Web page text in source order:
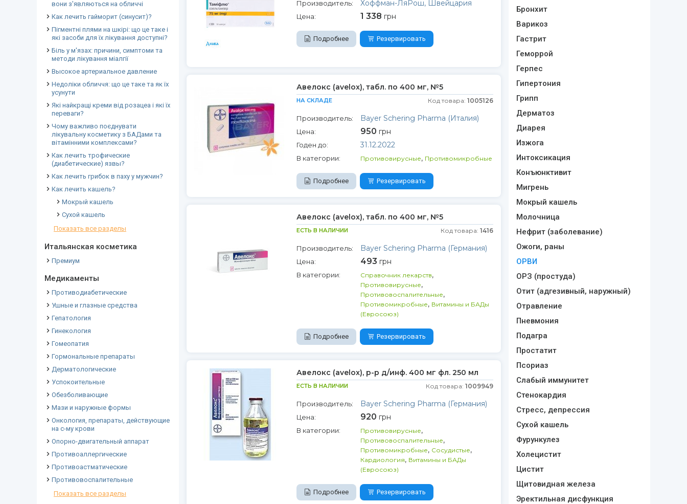
вони з'являються на обличчі
Как лечить гайморит (синусит)?
Пігментні плями на шкірі: що це таке і
які засоби для їх лікування доступні?
Біль у м'язах: причини, симптоми та
методи лікування міалгії
Высокое артериальное давление
Недоліки обличчя: що це таке та як їх
усунути
Які найкращі креми від розацеа і які їх
переваги?
Чому важливо поєднувати
лікувальну косметику з БАДами та
вітамінними комплексами?
Как лечить трофические
(диабетические) язвы?
Как лечить грибок в паху у мужчин?
Как лечить кашель?
Мокрый кашель
Сухой кашель
Показать все разделы
Итальянская косметика
Премиум
Медикаменты
Противодиабетические
Ушные и глазные средства
Гепатология
Гинекология
Гомеопатия
Гормональные препараты
Дерматологические
Успокоительные
Обезболивающие
Мази и наружные формы
Онкология, препараты, действующие
на с-му крови
Опорно-двигательный аппарат
Противоаллергические
Противоастматические
Противовоспалительные
Показать все разделы
Производитель: Хоффман-ЛяРош, Швейцария
Цена: 1 338 грн
Подробнее Резервировать
Авелокс (avelox), табл. по 400 мг, №5
НА СКЛАДЕ Код товара: 1005126
Производитель: Bayer Schering Pharma (Италия)
Цена: 950 грн
Годен до: 31.12.2022
В категории: Противовирусные, Противомикробные
Подробнее Резервировать
Авелокс (avelox), табл. по 400 мг, №5
ЕСТЬ В НАЛИЧИИ Код товара: 1416
Производитель: Bayer Schering Pharma (Германия)
Цена: 493 грн
В категории: Справочник лекарств,
Противовирусные,
Противовоспалительные,
Противомикробные, Витамины и БАДы
(Евросоюз)
Подробнее Резервировать
Авелокс (avelox), р-р д/инф. 400 мг фл. 250 мл
ЕСТЬ В НАЛИЧИИ Код товара: 1009949
Производитель: Bayer Schering Pharma (Германия)
Цена: 920 грн
В категории: Противовирусные,
Противовоспалительные,
Противомикробные, Сосудистые,
Кардиология, Витамины и БАДы
(Евросоюз)
Подробнее Резервировать
Бронхит
Варикоз
Гастрит
Геморрой
Герпес
Гипертония
Грипп
Дерматоз
Диарея
Изжога
Интоксикация
Конъюнктивит
Мигрень
Мокрый кашель
Молочница
Нефрит (заболевание)
Ожоги, раны
ОРВИ
ОРЗ (простуда)
Отит (адгезивный, наружный)
Отравление
Пневмония
Подагра
Простатит
Псориаз
Слабый иммунитет
Стенокардия
Стресс, депрессия
Сухой кашель
Фурункулез
Холецистит
Цистит
Щитовидная железа
Эректильная дисфункция